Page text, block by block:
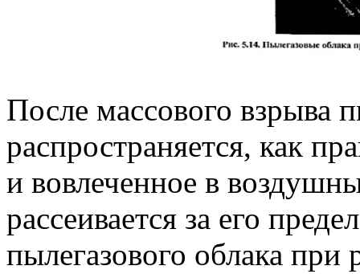
После массового взрыва
распространяется, как
и вовлеченное в
рассеивается за его
пылегазового облака